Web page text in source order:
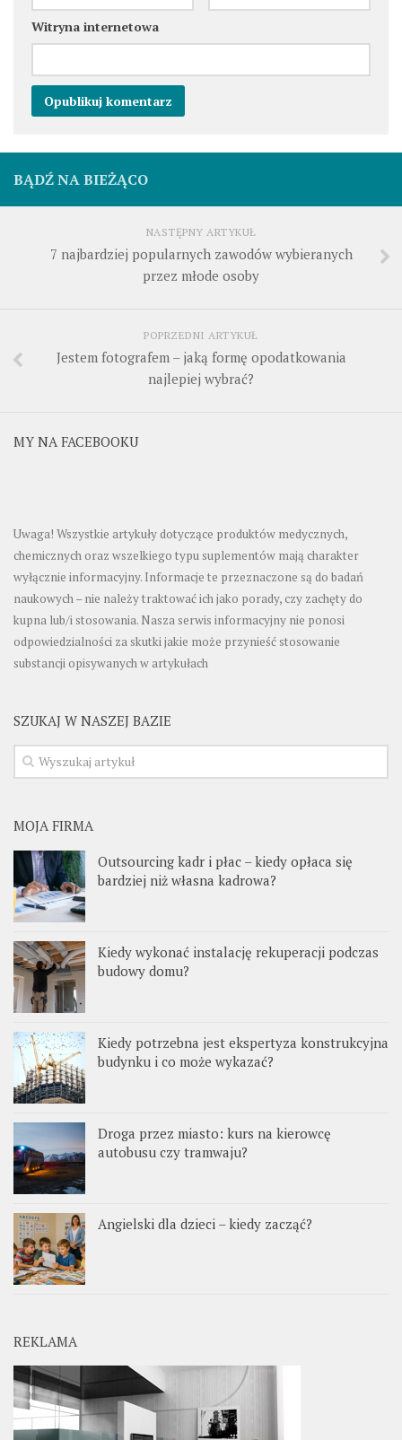
Witryna internetowa
BĄDŹ NA BIEŻĄCO
NASTĘPNY ARTYKUŁ
7 najbardziej popularnych zawodów wybieranych
przez młode osoby
POPRZEDNI ARTYKUŁ
Jestem fotografem – jaką formę opodatkowania
najlepiej wybrać?
MY NA FACEBOOKU
Uwaga! Wszystkie artykuły dotyczące produktów medycznych,
chemicznych oraz wszelkiego typu suplementów mają charakter
wyłącznie informacyjny. Informacje te przeznaczone są do badań
naukowych – nie należy traktować ich jako porady, czy zachęty do
kupna lub/i stosowania. Nasza serwis informacyjny nie ponosi
odpowiedzialności za skutki jakie może przynieść stosowanie
substancji opisywanych w artykułach
SZUKAJ W NASZEJ BAZIE
MOJA FIRMA
Outsourcing kadr i płac – kiedy opłaca się
bardziej niż własna kadrowa?
Kiedy wykonać instalację rekuperacji podczas
budowy domu?
Kiedy potrzebna jest ekspertyza konstrukcyjna
budynku i co może wykazać?
Droga przez miasto: kurs na kierowcę
autobusu czy tramwaju?
Angielski dla dzieci – kiedy zacząć?
REKLAMA